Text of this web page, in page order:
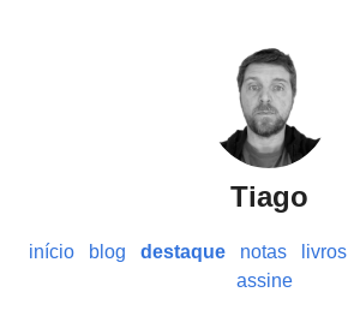
Tiago
início blog destaque notas livros
assine